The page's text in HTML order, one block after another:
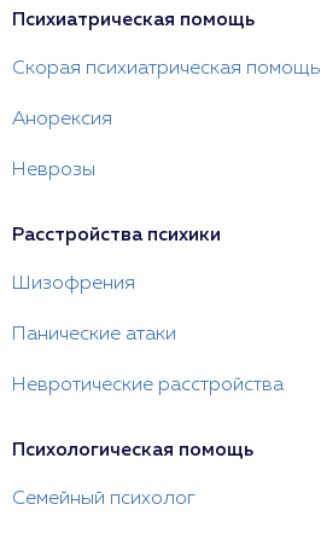
Психиатрическая помощь
Скорая психиатрическая помощь
Анорексия
Неврозы
Расстройства психики
Шизофрения
Панические атаки
Невротические расстройства
Психологическая помощь
Семейный психолог